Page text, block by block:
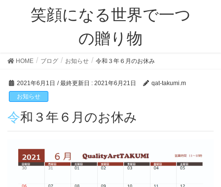
笑顔になる世界で一つ
の贈り物
HOME ブログ お知らせ 令和３年６月のお休み
2021年6月1日 / 最終更新日 : 2021年6月21日
qat-takumi.m
お知らせ
令和３年６月のお休み